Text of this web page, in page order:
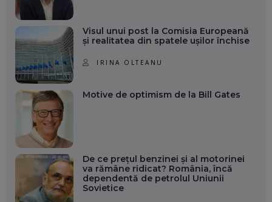
Visul unui post la Comisia Europeană
și realitatea din spatele ușilor închise
IRINA OLTEANU
Motive de optimism de la Bill Gates
De ce prețul benzinei și al motorinei
va rămâne ridicat? România, încă
dependentă de petrolul Uniunii
Sovietice